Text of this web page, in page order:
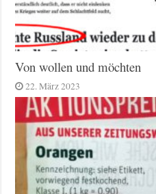
Von wollen und möchten
22. März 2023